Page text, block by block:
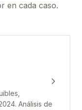
en cada caso.
Análisis de